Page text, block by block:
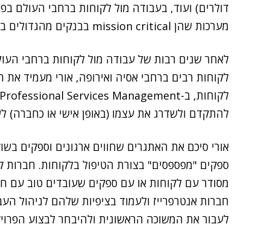
דולרים) ועוד, בעבודה מול לקוחות ברחבי העולם
מערכות שהן mission critical בבנקים מהגדולים בעולם (כמו
לאחר שנים רבות של עבודה מול לקוחות ברחבי
לקוחות רבים ברחבי אסיה ואירופה, אורי מעמיד את
להתקדם ולשדרג את עצמו (באופן אישי או כחברה)
אורי סיכם את האתגרים שחווים ארגונים וספקים
ספקים "מפספסים" בצורת הטיפול בלקוחות. חברות
חברות אנטרפרייז ולעמוד בציפיות שלהם לניהול
לעבור את המשוכה הראשונית ולהיבחר לבצוע